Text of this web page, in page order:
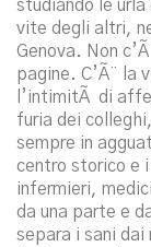
studiando le
vite degli altri,
Genova. Non
pagine. C’Ã¨ la
l’intimitÃ di
furia dei
sempre in
centro storico e
infermieri,
da una parte e
separa i sani dai